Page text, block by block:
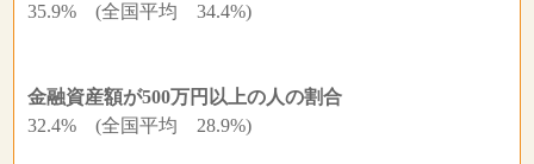
35.9% (全国平均 34.4%)
金融資産額が500万円以上の人の割合
32.4% (全国平均 28.9%)